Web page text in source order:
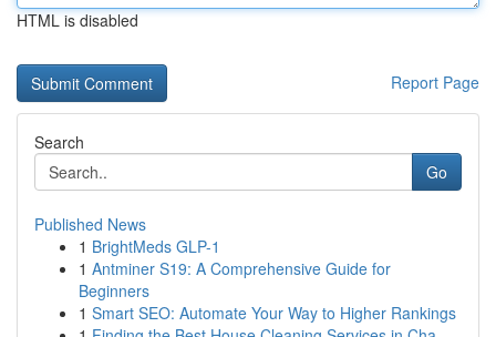
HTML is disabled
Report Page
Search
Go
Published News
1 BrightMeds GLP-1
1 Antminer S19: A Comprehensive Guide for
Beginners
1 Smart SEO: Automate Your Way to Higher Rankings